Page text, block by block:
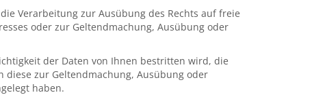
Verarbeitung zur Ausübung des Rechts auf freie
oder zur Geltendmachung, Ausübung oder
der Daten von Ihnen bestritten wird, die
zur Geltendmachung, Ausübung oder
haben.